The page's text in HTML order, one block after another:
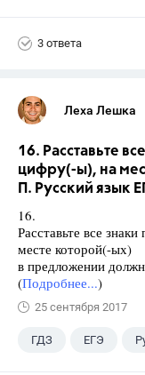
3 ответа
Леха Лешка
16. Расставьте
цифру(-ы), на
П. Русский язык
16.
Расставьте все
месте которой(-ых)
в предложении
(Подробнее...)
25 сентября 2017
ГДЗ ЕГЭ